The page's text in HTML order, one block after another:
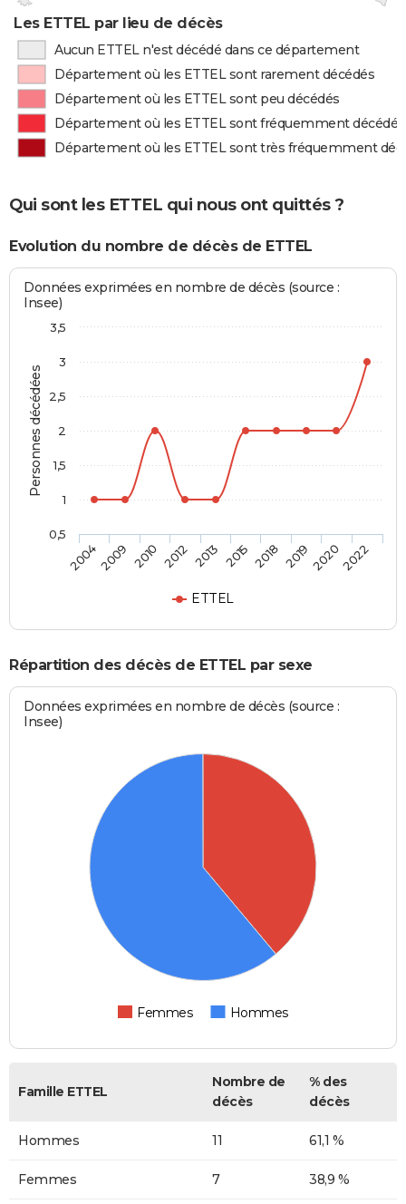
Les ETTEL par lieu de décès
Aucun ETTEL n'est décédé dans ce département
Département où les ETTEL sont rarement décédés
Département où les ETTEL sont peu décédés
Département où les ETTEL sont fréquemment décédés
Département où les ETTEL sont très fréquemment
Qui sont les ETTEL qui nous ont quittés ?
Evolution du nombre de décès de ETTEL
Personnes décédées
Données exprimées en nombre de décès (source :
Insee)
ETTEL
20042009 2010 2012 2013 2015 2018 201920202022
0,5
1
1,5
2
2,5
3
3,5
Répartition des décès de ETTEL par sexe
Données exprimées en nombre de décès (source :
Insee)
Femmes Hommes
Famille ETTEL
Nombre de
décès
% des
décès
Hommes 11 61,1 %
Femmes 7 38,9 %